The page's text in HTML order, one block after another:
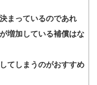
まっているのであれ
増加している補償はな
てしまうのがおすすめ